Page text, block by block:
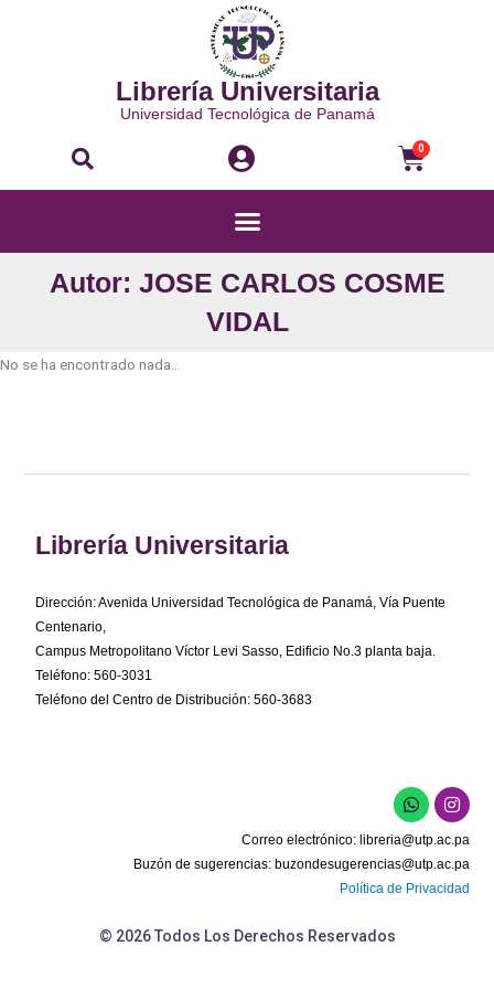
Librería Universitaria
Universidad Tecnológica de Panamá
Buscar 0
Menú
Autor: JOSE CARLOS COSME
VIDAL
No se ha encontrado nada...
Librería Universitaria
Dirección: Avenida Universidad Tecnológica de Panamá, Vía Puente
Centenario,
Campus Metropolitano Víctor Levi Sasso, Edificio No.3 planta baja.
Teléfono: 560-3031
Teléfono del Centro de Distribución: 560-3683
W
h
a
t
s
a
p
I
n
s
t
a
g
r
Correo electrónico: libreria@utp.ac.pa
Buzón de sugerencias: buzondesugerencias@utp.ac.pa
Política de Privacidad
© 2026 Todos Los Derechos Reservados